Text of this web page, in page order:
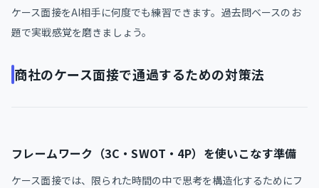
ケース面接をAI相手に何度でも練習できます。過去問ベースのお
題で実戦感覚を磨きましょう。
商社のケース面接で通過するための対策法
フレームワーク（3C・SWOT・4P）を使いこなす準備
ケース面接では、限られた時間の中で思考を構造化するためにフ